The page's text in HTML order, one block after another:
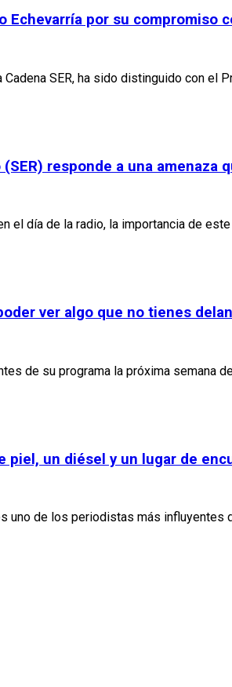
Echevarría por su compromiso
SER, ha sido distinguido con
responde a una amenaza
el día de la radio, la importancia de
ver algo que no tienes
de su programa la próxima semana
piel, un diésel y un lugar de
de los periodistas más influyentes